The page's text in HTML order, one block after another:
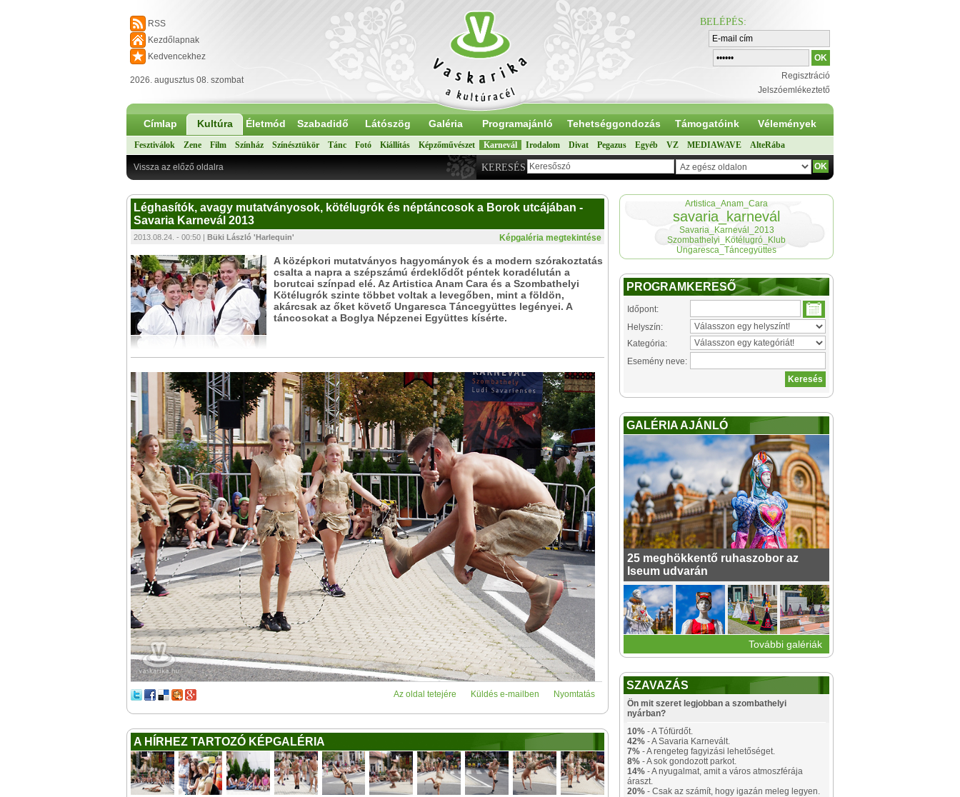
RSS
Kezdőlapnak
Kedvencekhez
2026. augusztus 08. szombat
BELÉPÉS:
Regisztráció
Jelszóemlékeztető
Címlap Kultúra Életmód Szabadidő Látószög Galéria Programajánló Tehetséggondozás Támogatóink Vélemények
Fesztiválok Zene Film Színház Színésztükör Tánc Fotó Kiállítás Képzőművészet Karnevál Irodalom Divat Pegazus Egyéb VZ MEDIAWAVE AlteRába
KERESÉS
Vissza az előző oldalra
Léghasítók, avagy mutatványosok, kötélugrók és néptáncosok a Borok utcájában -
Savaria Karnevál 2013
Képgaléria megtekintése
2013.08.24. - 00:50 | Büki László 'Harlequin'
A középkori mutatványos hagyományok és a modern szórakoztatás
csalta a napra a szépszámú érdeklődőt péntek koradélután a
borutcai színpad elé. Az Artistica Anam Cara és a Szombathelyi
Kötélugrók szinte többet voltak a levegőben, mint a földön,
akárcsak az őket követő Ungaresca Táncegyüttes legényei. A
táncosokat a Boglya Népzenei Együttes kísérte.
Nyomtatás
Küldés e-mailben
Az oldal tetejére
A HÍRHEZ TARTOZÓ KÉPGALÉRIA
Artistica_Anam_Cara
savaria_karnevál
Savaria_Karnevál_2013
Szombathelyi_Kötélugró_Klub
Ungaresca_Táncegyüttes
PROGRAMKERESŐ
Időpont:
Helyszín:
Kategória:
Esemény neve:
GALÉRIA AJÁNLÓ
25 meghökkentő ruhaszobor az
Iseum udvarán
További galériák
SZAVAZÁS
Ön mit szeret legjobban a szombathelyi
nyárban?
10% - A Tófürdőt.
42% - A Savaria Karnevált.
7% - A rengeteg fagyizási lehetőséget.
8% - A sok gondozott parkot.
14% - A nyugalmat, amit a város atmoszférája
áraszt.
20% - Csak az számít, hogy igazán meleg legyen.